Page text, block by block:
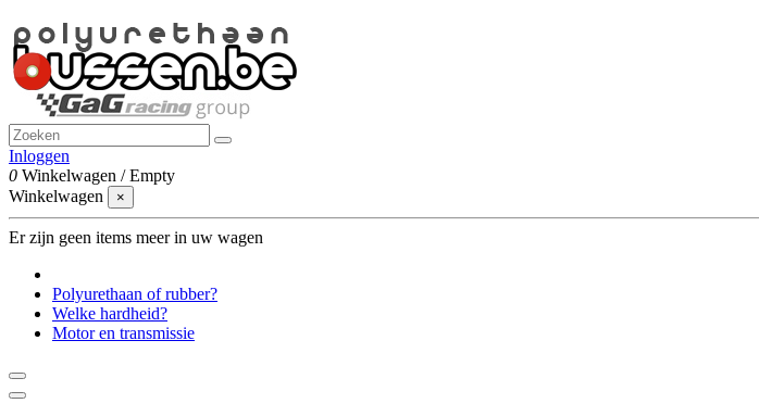
Inloggen
0 Winkelwagen /Empty
Winkelwagen
×
Er zijn geen items meer in uw wagen
Polyurethaan of rubber?
Welke hardheid?
Motor en transmissie